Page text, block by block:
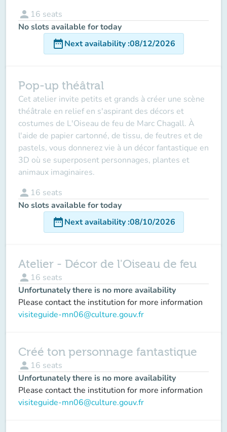
person 16 seats
No slots available for today
date_rangeNext availability:08/12/2026
Pop-up théâtral
Cet atelier invite petits et grands à créer une scène
théâtrale en relief en s'aspirant des décors et
costumes de L'Oiseau de feu de Marc Chagall. À
l'aide de papier cartonné, de tissu, de feutres et de
pastels, vous donnerez vie à un décor fantastique en
3D où se superposent personnages, plantes et
animaux imaginaires.
person 16 seats
No slots available for today
date_rangeNext availability:08/10/2026
Atelier - Décor de l'Oiseau de feu
person 16 seats
Unfortunately there is no more availability
Please contact the institution for more information
visiteguide-mn06@culture.gouv.fr
Créé ton personnage fantastique
person 16 seats
Unfortunately there is no more availability
Please contact the institution for more information
visiteguide-mn06@culture.gouv.fr